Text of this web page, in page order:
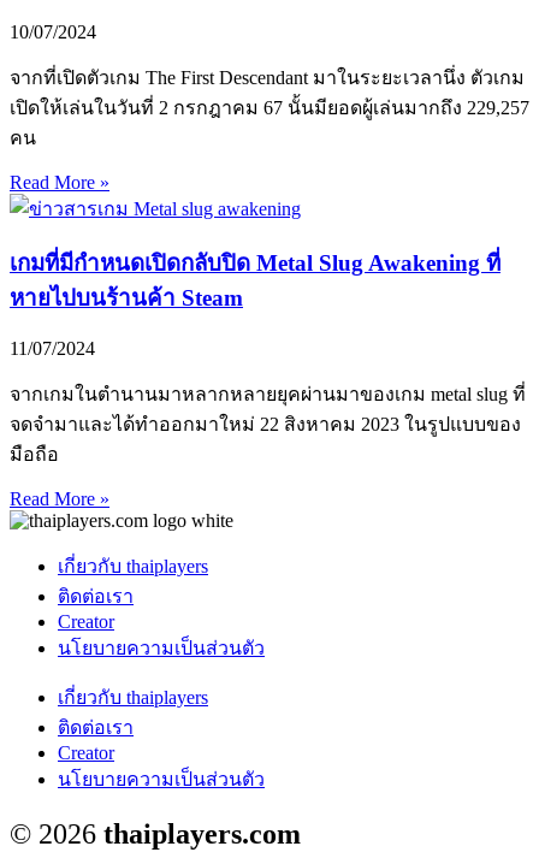
10/07/2024
จากที่เปิดตัวเกม The First Descendant มาในระยะเวลานึ่ง ตัวเกม
เปิดให้เล่นในวันที่ 2 กรกฎาคม 67 นั้นมียอดผู้เล่นมากถึง 229,257
คน
Read More »
เกมที่มีกำหนดเปิดกลับปิด Metal Slug Awakening ที่
หายไปบนร้านค้า Steam
11/07/2024
จากเกมในตำนานมาหลากหลายยุคผ่านมาของเกม metal slug ที่
จดจำมาและได้ทำออกมาใหม่ 22 สิงหาคม 2023 ในรูปแบบของ
มือถือ
Read More »
เกี่ยวกับ thaiplayers
ติดต่อเรา
Creator
นโยบายความเป็นส่วนตัว
เกี่ยวกับ thaiplayers
ติดต่อเรา
Creator
นโยบายความเป็นส่วนตัว
© 2026 thaiplayers.com